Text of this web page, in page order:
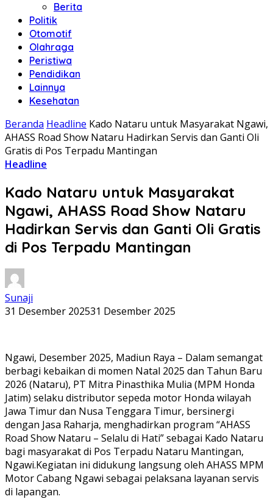
Berita
Politik
Otomotif
Olahraga
Peristiwa
Pendidikan
Lainnya
Kesehatan
Beranda Headline Kado Nataru untuk Masyarakat Ngawi,
AHASS Road Show Nataru Hadirkan Servis dan Ganti Oli
Gratis di Pos Terpadu Mantingan
Headline
Kado Nataru untuk Masyarakat
Ngawi, AHASS Road Show Nataru
Hadirkan Servis dan Ganti Oli Gratis
di Pos Terpadu Mantingan
Sunaji
31 Desember 202531 Desember 2025
Ngawi, Desember 2025, Madiun Raya – Dalam semangat
berbagi kebaikan di momen Natal 2025 dan Tahun Baru
2026 (Nataru), PT Mitra Pinasthika Mulia (MPM Honda
Jatim) selaku distributor sepeda motor Honda wilayah
Jawa Timur dan Nusa Tenggara Timur, bersinergi
dengan Jasa Raharja, menghadirkan program “AHASS
Road Show Nataru – Selalu di Hati” sebagai Kado Nataru
bagi masyarakat di Pos Terpadu Nataru Mantingan,
Ngawi.Kegiatan ini didukung langsung oleh AHASS MPM
Motor Cabang Ngawi sebagai pelaksana layanan servis
di lapangan.